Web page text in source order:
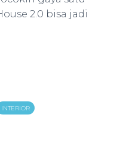
2.0 bisa jadi
INTERIOR